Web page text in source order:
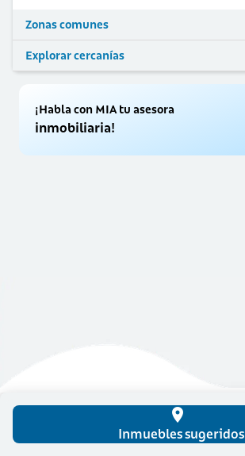
Zonas comunes
Explorar cercanías
¡Habla con MIA tu asesora
inmobiliaria!
place
Inmuebles sugeridos